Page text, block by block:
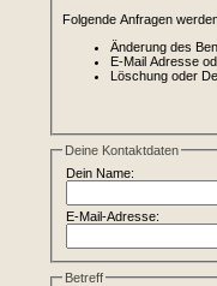
Folgende Anfragen
Änderung des
E-
Löschung oder
Deine Kontaktdaten
Dein Name:
E-Mail-Adresse:
Betreff